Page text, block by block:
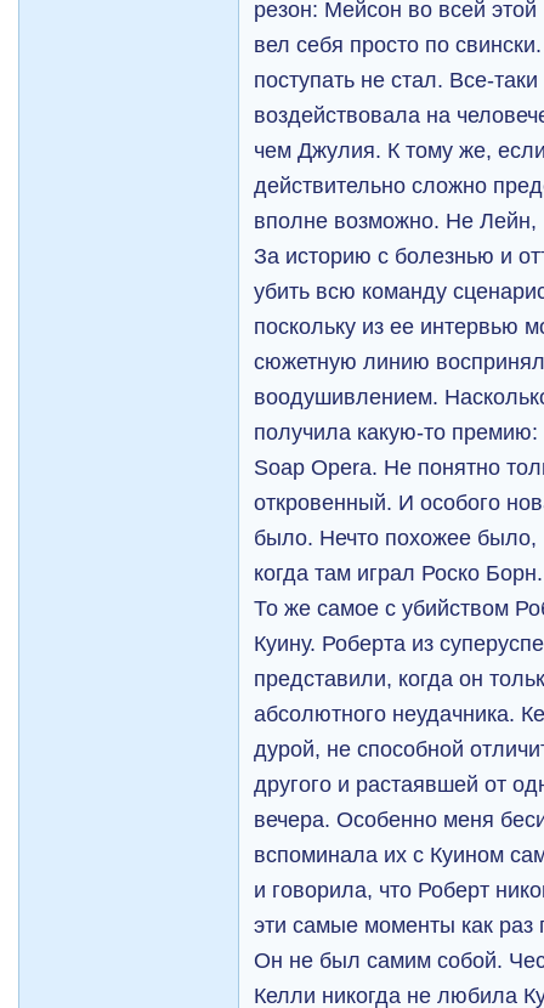
резон: Мейсон во всей
вел себя просто по
поступать не стал. Все-
воздействовала на
чем Джулия. К тому же,
действительно сложно
вполне возможно. Не Лейн,
За историю с болезнью и
убить всю команду
поскольку из ее интервью
сюжетную линию
воодушивлением.
получила какую-то
Soap Opera. Не понятно
откровенный. И особого
было. Нечто похожее было,
когда там играл Роско Борн.
То же самое с убийством
Куину. Роберта из
представили, когда он
абсолютного неудачника.
дурой, не способной
другого и растаявшей от
вечера. Особенно меня
вспоминала их с Куином
и говорила, что Роберт
эти самые моменты как
Он не был самим собой.
Келли никогда не любила